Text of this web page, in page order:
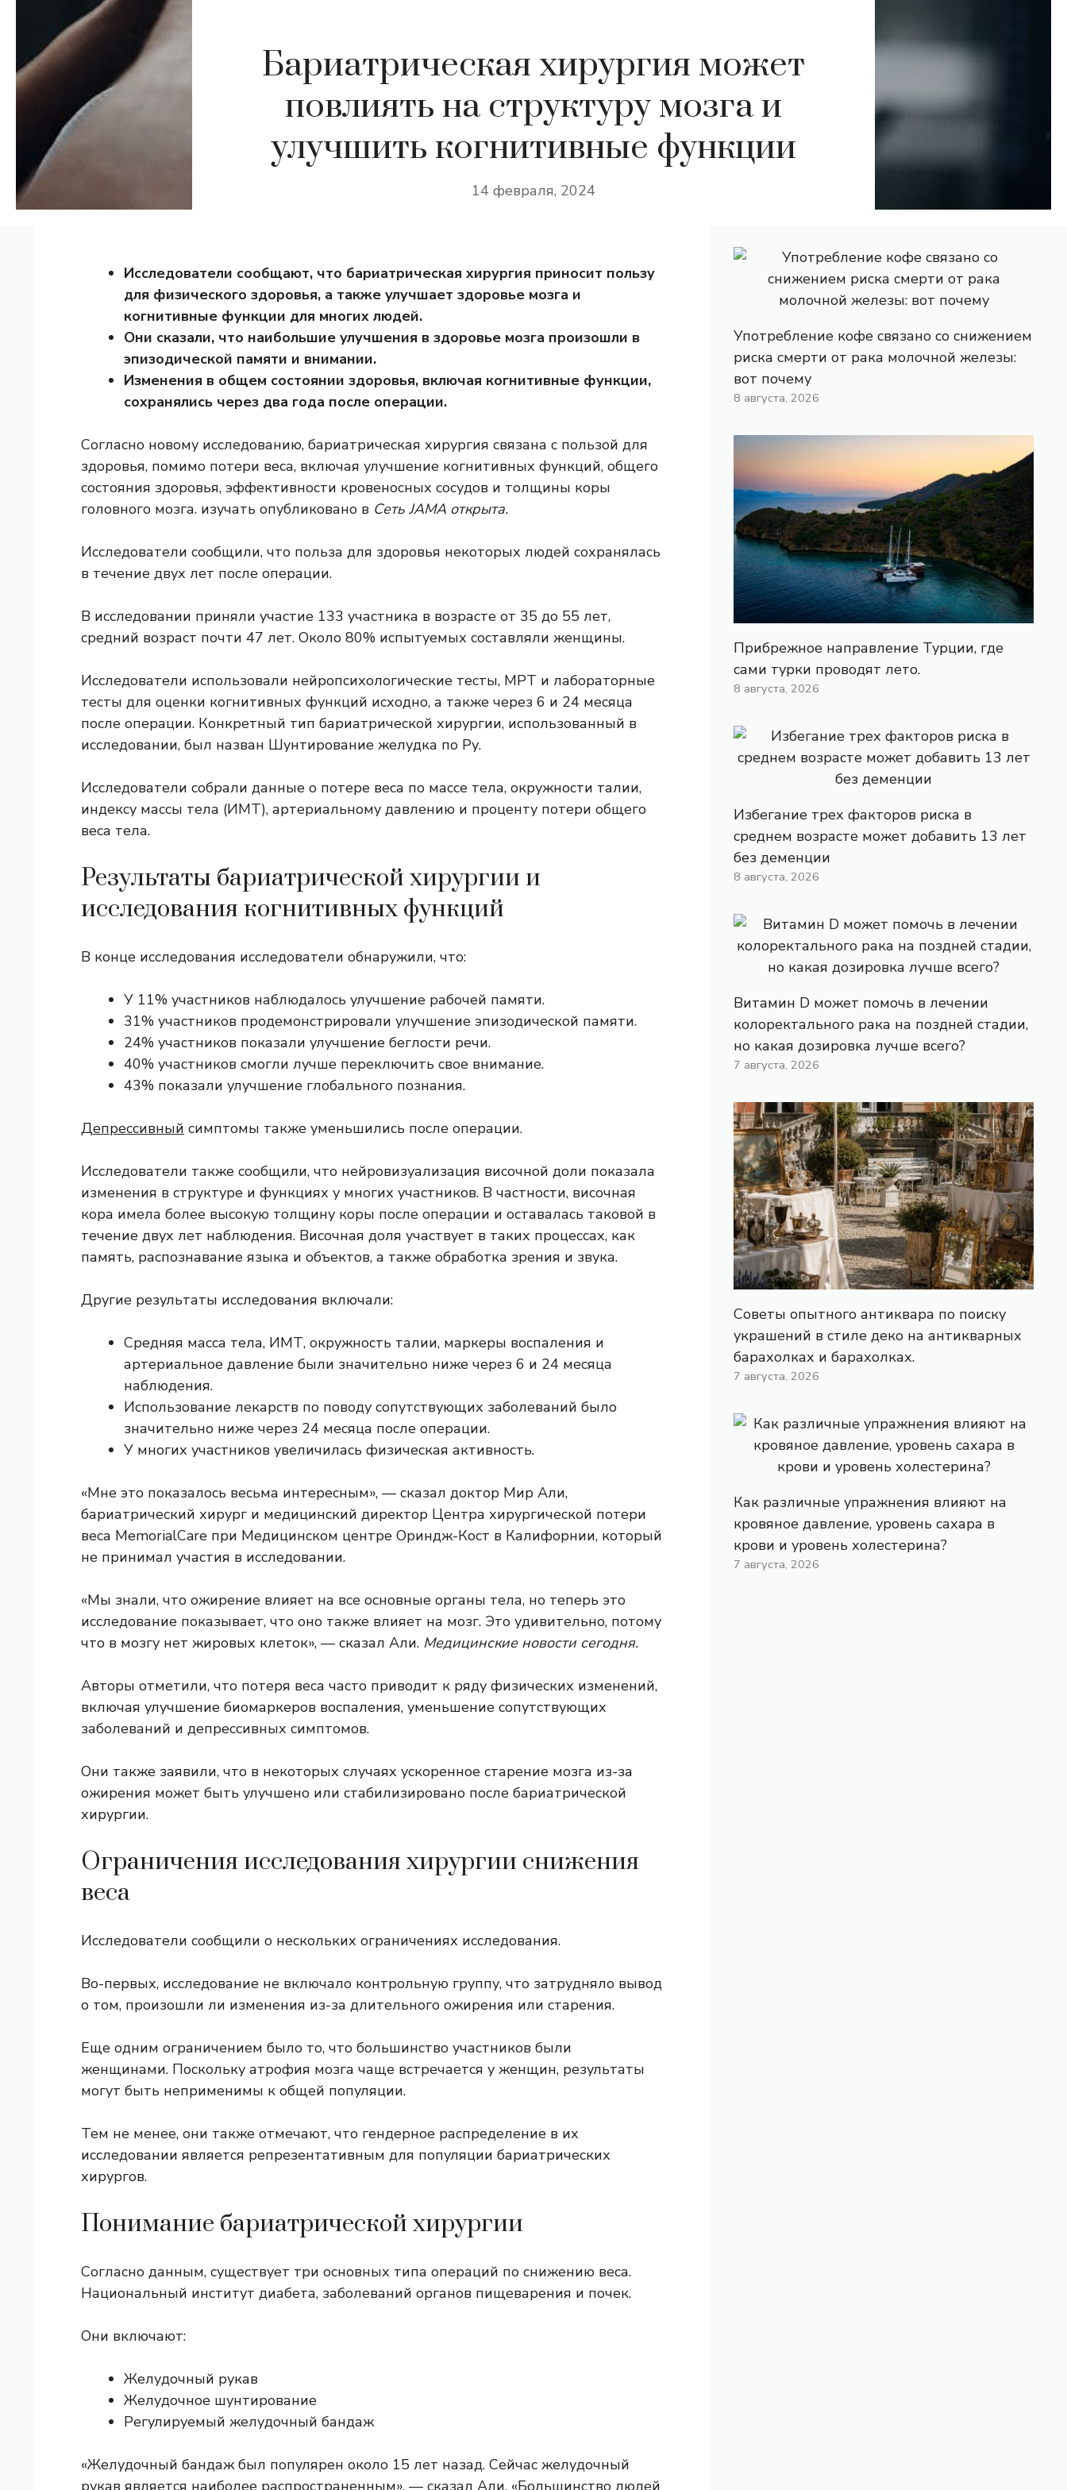
Бариатрическая хирургия может
повлиять на структуру мозга и
улучшить когнитивные функции
14 февраля, 2024
Исследователи сообщают, что бариатрическая хирургия приносит пользу
для физического здоровья, а также улучшает здоровье мозга и
когнитивные функции для многих людей.
Они сказали, что наибольшие улучшения в здоровье мозга произошли в
эпизодической памяти и внимании.
Изменения в общем состоянии здоровья, включая когнитивные функции,
сохранялись через два года после операции.
Согласно новому исследованию, бариатрическая хирургия связана с пользой для
здоровья, помимо потери веса, включая улучшение когнитивных функций, общего
состояния здоровья, эффективности кровеносных сосудов и толщины коры
головного мозга. изучать опубликовано в Сеть JAMA открыта.
Исследователи сообщили, что польза для здоровья некоторых людей сохранялась
в течение двух лет после операции.
В исследовании приняли участие 133 участника в возрасте от 35 до 55 лет,
средний возраст почти 47 лет. Около 80% испытуемых составляли женщины.
Исследователи использовали нейропсихологические тесты, МРТ и лабораторные
тесты для оценки когнитивных функций исходно, а также через 6 и 24 месяца
после операции. Конкретный тип бариатрической хирургии, использованный в
исследовании, был назван Шунтирование желудка по Ру.
Исследователи собрали данные о потере веса по массе тела, окружности талии,
индексу массы тела (ИМТ), артериальному давлению и проценту потери общего
веса тела.
Результаты бариатрической хирургии и
исследования когнитивных функций
В конце исследования исследователи обнаружили, что:
У 11% участников наблюдалось улучшение рабочей памяти.
31% участников продемонстрировали улучшение эпизодической памяти.
24% участников показали улучшение беглости речи.
40% участников смогли лучше переключить свое внимание.
43% показали улучшение глобального познания.
Депрессивный симптомы также уменьшились после операции.
Исследователи также сообщили, что нейровизуализация височной доли показала
изменения в структуре и функциях у многих участников. В частности, височная
кора имела более высокую толщину коры после операции и оставалась таковой в
течение двух лет наблюдения. Височная доля участвует в таких процессах, как
память, распознавание языка и объектов, а также обработка зрения и звука.
Другие результаты исследования включали:
Средняя масса тела, ИМТ, окружность талии, маркеры воспаления и
артериальное давление были значительно ниже через 6 и 24 месяца
наблюдения.
Использование лекарств по поводу сопутствующих заболеваний было
значительно ниже через 24 месяца после операции.
У многих участников увеличилась физическая активность.
«Мне это показалось весьма интересным», — сказал доктор Мир Али,
бариатрический хирург и медицинский директор Центра хирургической потери
веса MemorialCare при Медицинском центре Ориндж-Кост в Калифорнии, который
не принимал участия в исследовании.
«Мы знали, что ожирение влияет на все основные органы тела, но теперь это
исследование показывает, что оно также влияет на мозг. Это удивительно, потому
что в мозгу нет жировых клеток», — сказал Али. Медицинские новости сегодня.
Авторы отметили, что потеря веса часто приводит к ряду физических изменений,
включая улучшение биомаркеров воспаления, уменьшение сопутствующих
заболеваний и депрессивных симптомов.
Они также заявили, что в некоторых случаях ускоренное старение мозга из-за
ожирения может быть улучшено или стабилизировано после бариатрической
хирургии.
Ограничения исследования хирургии снижения
веса
Исследователи сообщили о нескольких ограничениях исследования.
Во-первых, исследование не включало контрольную группу, что затрудняло вывод
о том, произошли ли изменения из-за длительного ожирения или старения.
Еще одним ограничением было то, что большинство участников были
женщинами. Поскольку атрофия мозга чаще встречается у женщин, результаты
могут быть неприменимы к общей популяции.
Тем не менее, они также отмечают, что гендерное распределение в их
исследовании является репрезентативным для популяции бариатрических
хирургов.
Понимание бариатрической хирургии
Согласно данным, существует три основных типа операций по снижению веса.
Национальный институт диабета, заболеваний органов пищеварения и почек.
Они включают:
Желудочный рукав
Желудочное шунтирование
Регулируемый желудочный бандаж
«Желудочный бандаж был популярен около 15 лет назад. Сейчас желудочный
Употребление кофе связано со снижением
риска смерти от рака молочной железы:
вот почему
8 августа, 2026
Прибрежное направление Турции, где
сами турки проводят лето.
8 августа, 2026
Избегание трех факторов риска в
среднем возрасте может добавить 13 лет
без деменции
8 августа, 2026
Витамин D может помочь в лечении
колоректального рака на поздней стадии,
но какая дозировка лучше всего?
7 августа, 2026
Советы опытного антиквара по поиску
украшений в стиле деко на антикварных
барахолках и барахолках.
7 августа, 2026
Как различные упражнения влияют на
кровяное давление, уровень сахара в
крови и уровень холестерина?
7 августа, 2026